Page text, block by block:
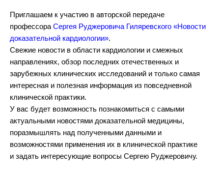
Приглашаем к участию в авторской передаче
профессора Сергея Руджеровича Гиляревского «Новости
доказательной кардиологии».
Свежие новости в области кардиологии и смежных
направлениях, обзор последних отечественных и
зарубежных клинических исследований и только самая
интересная и полезная информация из повседневной
клинической практики.
У вас будет возможность познакомиться с самыми
актуальными новостями доказательной медицины,
поразмышлять над полученными данными и
возможностями применения их в клинической практике
и задать интересующие вопросы Сергею Руджеровичу.